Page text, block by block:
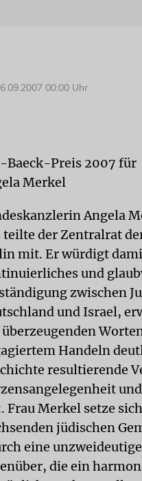
00:00 Uhr
Baeck-Preis 2007 für
Merkel
Angela
teilte der Zentralrat
mit. Er würdigt
und
zwischen
und Israel,
Handeln
resultierende
Frau Merkel setze
jüdischen
eine
die ein